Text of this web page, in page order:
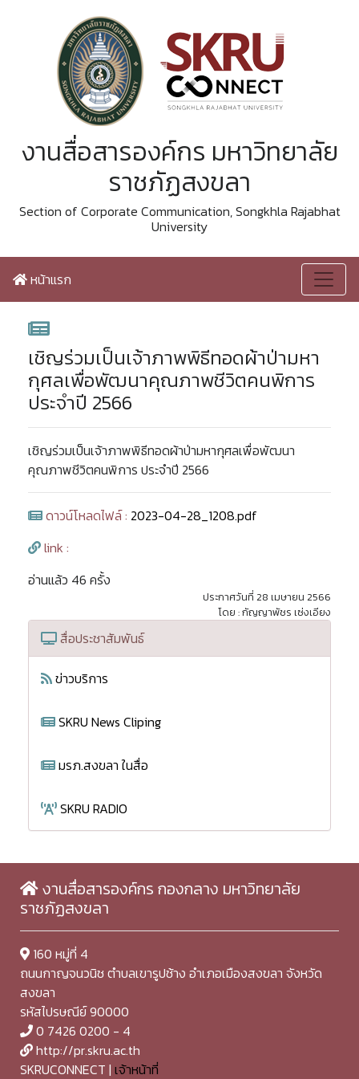
งานสื่อสารองค์กร มหาวิทยาลัย
ราชภัฏสงขลา
Section of Corporate Communication, Songkhla Rajabhat
University
หน้าแรก
เชิญร่วมเป็นเจ้าภาพพิธีทอดผ้าป่ามหา
กุศลเพื่อพัฒนาคุณภาพชีวิตคนพิการ
ประจำปี 2566
เชิญร่วมเป็นเจ้าภาพพิธีทอดผ้าป่ามหากุศลเพื่อพัฒนา
คุณภาพชีวิตคนพิการ ประจำปี 2566
ดาวน์โหลดไฟล์ : 2023-04-28_1208.pdf
link :
อ่านแล้ว 46 ครั้ง
ประกาศวันที่ 28 เมษายน 2566
โดย : กัญญาพัชร เซ่งเอียง
สื่อประชาสัมพันธ์
ข่าวบริการ
SKRU News Cliping
มรภ.สงขลา ในสื่อ
SKRU RADIO
งานสื่อสารองค์กร กองกลาง มหาวิทยาลัย
ราชภัฏสงขลา
160 หมู่ที่ 4
ถนนกาญจนวนิช ตำบลเขารูปช้าง อำเภอเมืองสงขลา จังหวัด
สงขลา
รหัสไปรษณีย์ 90000
0 7426 0200 - 4
http://pr.skru.ac.th
SKRUCONNECT | เจ้าหน้าที่